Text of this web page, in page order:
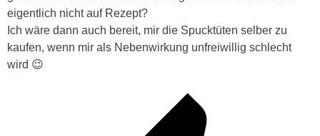
eigentlich nicht auf Rezept?
Ich wäre dann auch bereit, mir die Spucktüten selber zu
kaufen, wenn mir als Nebenwirkung unfreiwillig schlecht
wird 😉